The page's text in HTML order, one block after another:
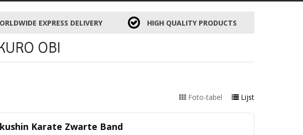
EXPRESS DELIVERY HIGH QUALITY PRODUCTS
OBI
Foto-tabel Lijst
Karate Zwarte Band